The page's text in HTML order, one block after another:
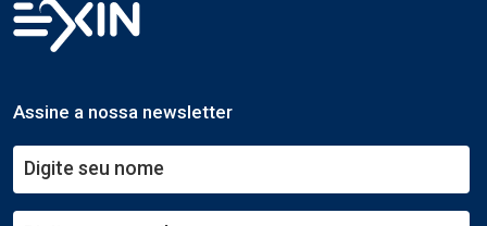
Assine a nossa newsletter